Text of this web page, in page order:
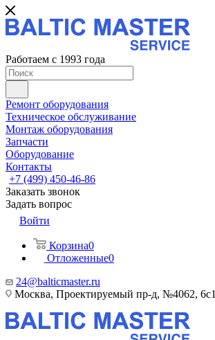
Работаем с 1993 года
Ремонт оборудования
Техническое обслуживание
Монтаж оборудования
Запчасти
Оборудование
Контакты
+7 (499) 450-46-86
Заказать звонок
Задать вопрос
Войти
Корзина0
Отложенные0
24@balticmaster.ru
Москва, Проектируемый пр-д, №4062, 6с1